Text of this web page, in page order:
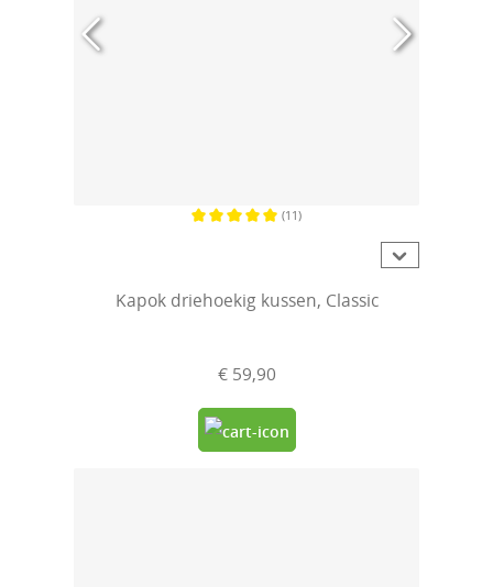
(11)
Kapok driehoekig kussen, Classic
€ 59,90